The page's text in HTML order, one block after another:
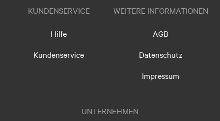
KUNDENSERVICE
Hilfe
Kundenservice
WEITERE INFORMATIONEN
AGB
Datenschutz
Impressum
UNTERNEHMEN